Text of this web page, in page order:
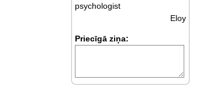
psychologist
Eloy
Priecīgā ziņa: